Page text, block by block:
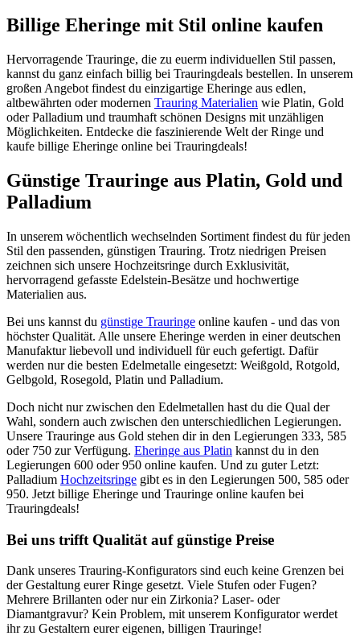
Billige Eheringe mit Stil online kaufen
Hervorragende Trauringe, die zu euerm individuellen Stil passen,
kannst du ganz einfach billig bei Trauringdeals bestellen. In unserem
großen Angebot findest du einzigartige Eheringe aus edlen,
altbewährten oder modernen Trauring Materialien wie Platin, Gold
oder Palladium und traumhaft schönen Designs mit unzähligen
Möglichkeiten. Entdecke die faszinierende Welt der Ringe und
kaufe billige Eheringe online bei Trauringdeals!
Günstige Trauringe aus Platin, Gold und
Palladium
In unserem wöchentlich wechselnden Sortiment findest du für jeden
Stil den passenden, günstigen Trauring. Trotz niedrigen Preisen
zeichnen sich unsere Hochzeitsringe durch Exklusivität,
hervorragend gefasste Edelstein-Besätze und hochwertige
Materialien aus.
Bei uns kannst du günstige Trauringe online kaufen - und das von
höchster Qualität. Alle unsere Eheringe werden in einer deutschen
Manufaktur liebevoll und individuell für euch gefertigt. Dafür
werden nur die besten Edelmetalle eingesetzt: Weißgold, Rotgold,
Gelbgold, Rosegold, Platin und Palladium.
Doch nicht nur zwischen den Edelmetallen hast du die Qual der
Wahl, sondern auch zwischen den unterschiedlichen Legierungen.
Unsere Trauringe aus Gold stehen dir in den Legierungen 333, 585
oder 750 zur Verfügung. Eheringe aus Platin kannst du in den
Legierungen 600 oder 950 online kaufen. Und zu guter Letzt:
Palladium Hochzeitsringe gibt es in den Legierungen 500, 585 oder
950. Jetzt billige Eheringe und Trauringe online kaufen bei
Trauringdeals!
Bei uns trifft Qualität auf günstige Preise
Dank unseres Trauring-Konfigurators sind euch keine Grenzen bei
der Gestaltung eurer Ringe gesetzt. Viele Stufen oder Fugen?
Mehrere Brillanten oder nur ein Zirkonia? Laser- oder
Diamantgravur? Kein Problem, mit unserem Konfigurator werdet
ihr zu Gestaltern eurer eigenen, billigen Trauringe!